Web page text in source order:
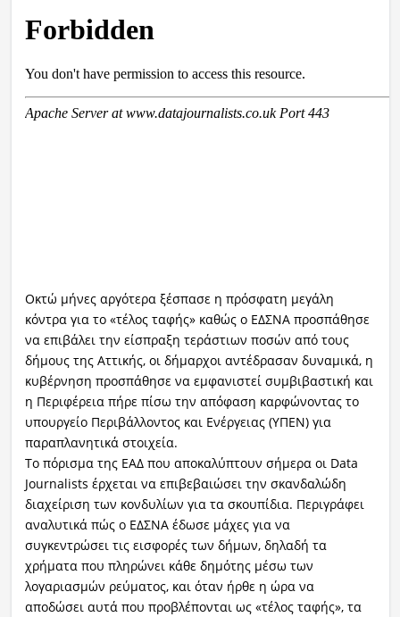
Οκτώ μήνες αργότερα ξέσπασε η πρόσφατη μεγάλη
κόντρα για το «τέλος ταφής» καθώς ο ΕΔΣΝΑ προσπάθησε
να επιβάλει την είσπραξη τεράστιων ποσών από τους
δήμους της Αττικής, οι δήμαρχοι αντέδρασαν δυναμικά, η
κυβέρνηση προσπάθησε να εμφανιστεί συμβιβαστική και
η Περιφέρεια πήρε πίσω την απόφαση καρφώνοντας το
υπουργείο Περιβάλλοντος και Ενέργειας (ΥΠΕΝ) για
παραπλανητικά στοιχεία.
Το πόρισμα της ΕΑΔ που αποκαλύπτουν σήμερα οι Data
Journalists έρχεται να επιβεβαιώσει την σκανδαλώδη
διαχείριση των κονδυλίων για τα σκουπίδια. Περιγράφει
αναλυτικά πώς ο ΕΔΣΝΑ έδωσε μάχες για να
συγκεντρώσει τις εισφορές των δήμων, δηλαδή τα
χρήματα που πληρώνει κάθε δημότης μέσω των
λογαριασμών ρεύματος, και όταν ήρθε η ώρα να
αποδώσει αυτά που προβλέπονται ως «τέλος ταφής», τα